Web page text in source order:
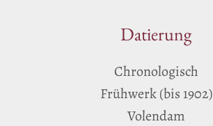
Datierung
Chronologisch
Frühwerk (bis 1902)
Volendam